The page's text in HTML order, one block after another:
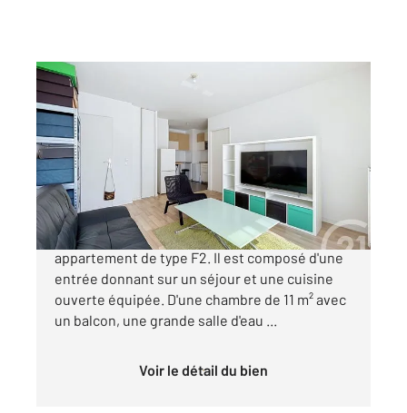
DEUIL LA BARRE 95
40,83 m
, 2 pièces
Ref : 12188
Appartement F2 à vendre
167 000 €
CENTURY 21 LE DOMAINE vous présente un
appartement de type F2. Il est composé d'une
entrée donnant sur un séjour et une cuisine
ouverte équipée. D'une chambre de 11 m² avec
un balcon, une grande salle d'eau ...
Voir le détail du bien